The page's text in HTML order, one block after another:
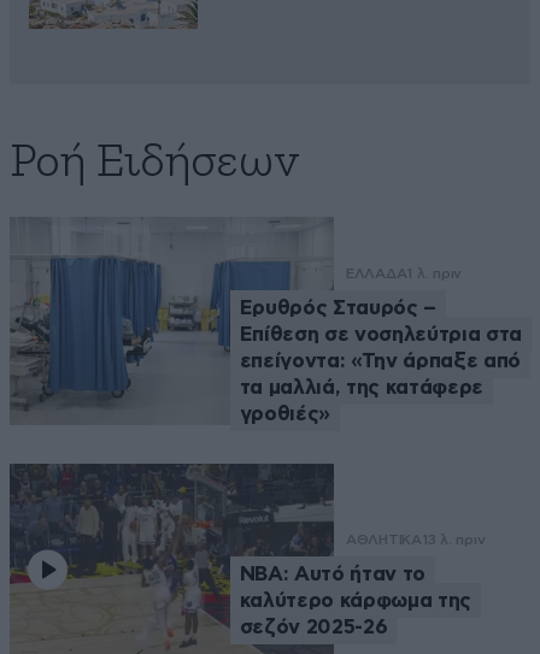
Ροή Ειδήσεων
ΕΛΛΑΔΑ 1 λ. πριν
Ερυθρός Σταυρός –
Επίθεση σε νοσηλεύτρια στα
επείγοντα: «Την άρπαξε από
τα μαλλιά, της κατάφερε
γροθιές»
ΑΘΛΗΤΙΚΑ 13 λ. πριν
NBA: Αυτό ήταν το
καλύτερο κάρφωμα της
σεζόν 2025-26